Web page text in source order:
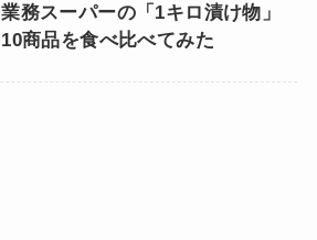
業務スーパーの「1キロ漬け物」
10商品を食べ比べてみた